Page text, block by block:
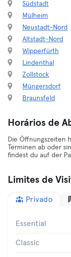
Südstadt
Mülheim
Neustadt-Nord
Altstadt-Nord
Wipperfürth
Lindenthal
Zollstock
Müngersdorf
Braunsfeld
Horários de
Die Öffnungszeiten
Terminen ab oder
findest du auf der
Limites de
Privado
Essential
Classic